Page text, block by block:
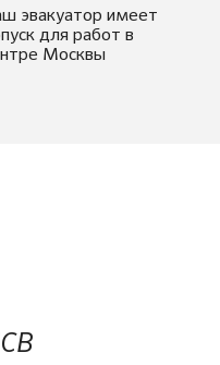
эвакуатор имеет
для работ в
Москвы